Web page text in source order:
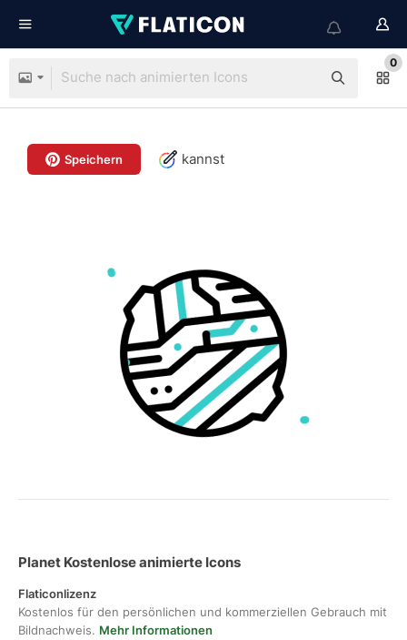
0
Speichern kannst
Planet Kostenlose animierte Icons
Flaticonlizenz
Kostenlos für den persönlichen und kommerziellen Gebrauch mit
Bildnachweis. Mehr Informationen